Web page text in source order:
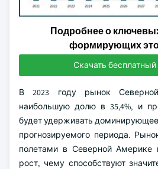
Подробнее о
формирующих
Скачать бесплатный
В 2023 году рынок
наибольшую долю в 35,4%, и
будет удерживать
прогнозируемого периода.
полетами в Северной Америке
рост, чему способствуют